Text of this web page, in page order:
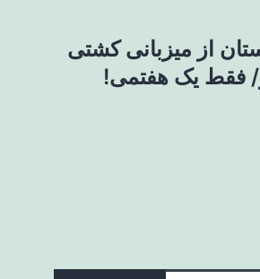
از میزبانی کشتی
فقط یک هفتمی!